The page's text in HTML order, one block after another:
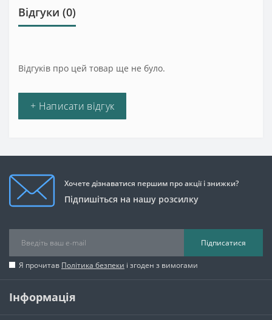
Відгуки (0)
Відгуків про цей товар ще не було.
+ Написати відгук
Хочете дізнаватися першим про акції і знижки?
Підпишіться на нашу розсилку
Підписатися
Я прочитав Політика безпеки і згоден з вимогами
Інформація